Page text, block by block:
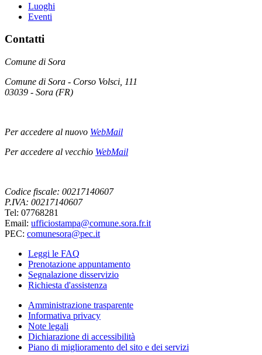
Luoghi
Eventi
Contatti
Comune di Sora
Comune di Sora - Corso Volsci, 111
03039 - Sora (FR)
Per accedere al nuovo WebMail
Per accedere al vecchio WebMail
Codice fiscale: 00217140607
P.IVA: 00217140607
Tel: 07768281
Email: ufficiostampa@comune.sora.fr.it
PEC: comunesora@pec.it
Leggi le FAQ
Prenotazione appuntamento
Segnalazione disservizio
Richiesta d'assistenza
Amministrazione trasparente
Informativa privacy
Note legali
Dichiarazione di accessibilità
Piano di miglioramento del sito e dei servizi